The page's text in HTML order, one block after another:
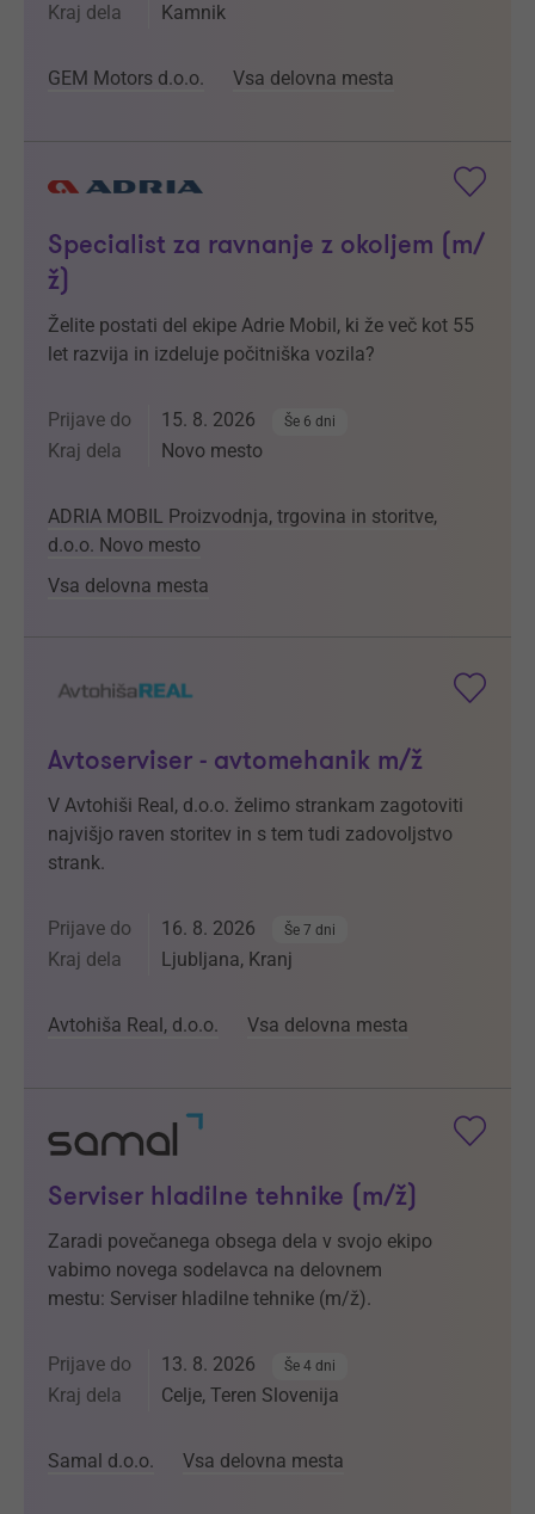
Kraj dela Kamnik
GEM Motors d.o.o. Vsa delovna mesta
Specialist za ravnanje z okoljem (m/
ž)
Želite postati del ekipe Adrie Mobil, ki že več kot 55
let razvija in izdeluje počitniška vozila?
Prijave do 15. 8. 2026 Še 6 dni
Kraj dela Novo mesto
ADRIA MOBIL Proizvodnja, trgovina in storitve,
d.o.o. Novo mesto
Vsa delovna mesta
Avtoserviser - avtomehanik m/ž
V Avtohiši Real, d.o.o. želimo strankam zagotoviti
najvišjo raven storitev in s tem tudi zadovoljstvo
strank.
Prijave do 16. 8. 2026 Še 7 dni
Kraj dela Ljubljana, Kranj
Avtohiša Real, d.o.o. Vsa delovna mesta
Serviser hladilne tehnike (m/ž)
Zaradi povečanega obsega dela v svojo ekipo
vabimo novega sodelavca na delovnem
mestu: Serviser hladilne tehnike (m/ž).
Prijave do 13. 8. 2026 Še 4 dni
Kraj dela Celje, Teren Slovenija
Samal d.o.o. Vsa delovna mesta